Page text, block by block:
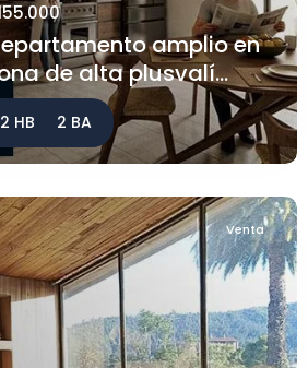
amplio en
de alta plusvalí...
2 HB 2 BA
Venta